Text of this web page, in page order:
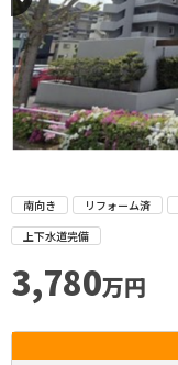
南向き リフォーム済
上下水道完備
3,780万円